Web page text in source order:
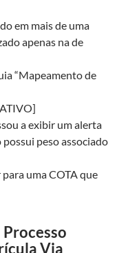
em mais de uma
apenas na de
“Mapeamento de
a exibir um alerta
peso associado
uma COTA que
Via